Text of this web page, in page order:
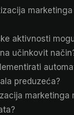
aktivnosti
učinkovit
preduzeća?
marketinga